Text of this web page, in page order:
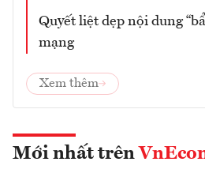
Quyết liệt dẹp nội dung
mạng
Xem thêm
Mới nhất trên